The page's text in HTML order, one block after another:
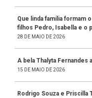
Que linda família formam
filhos Pedro, Isabella e o
28 DE MAIO DE 2026
A bela Thalyta Fernandes
15 DE MAIO DE 2026
Rodrigo Souza e Priscilla